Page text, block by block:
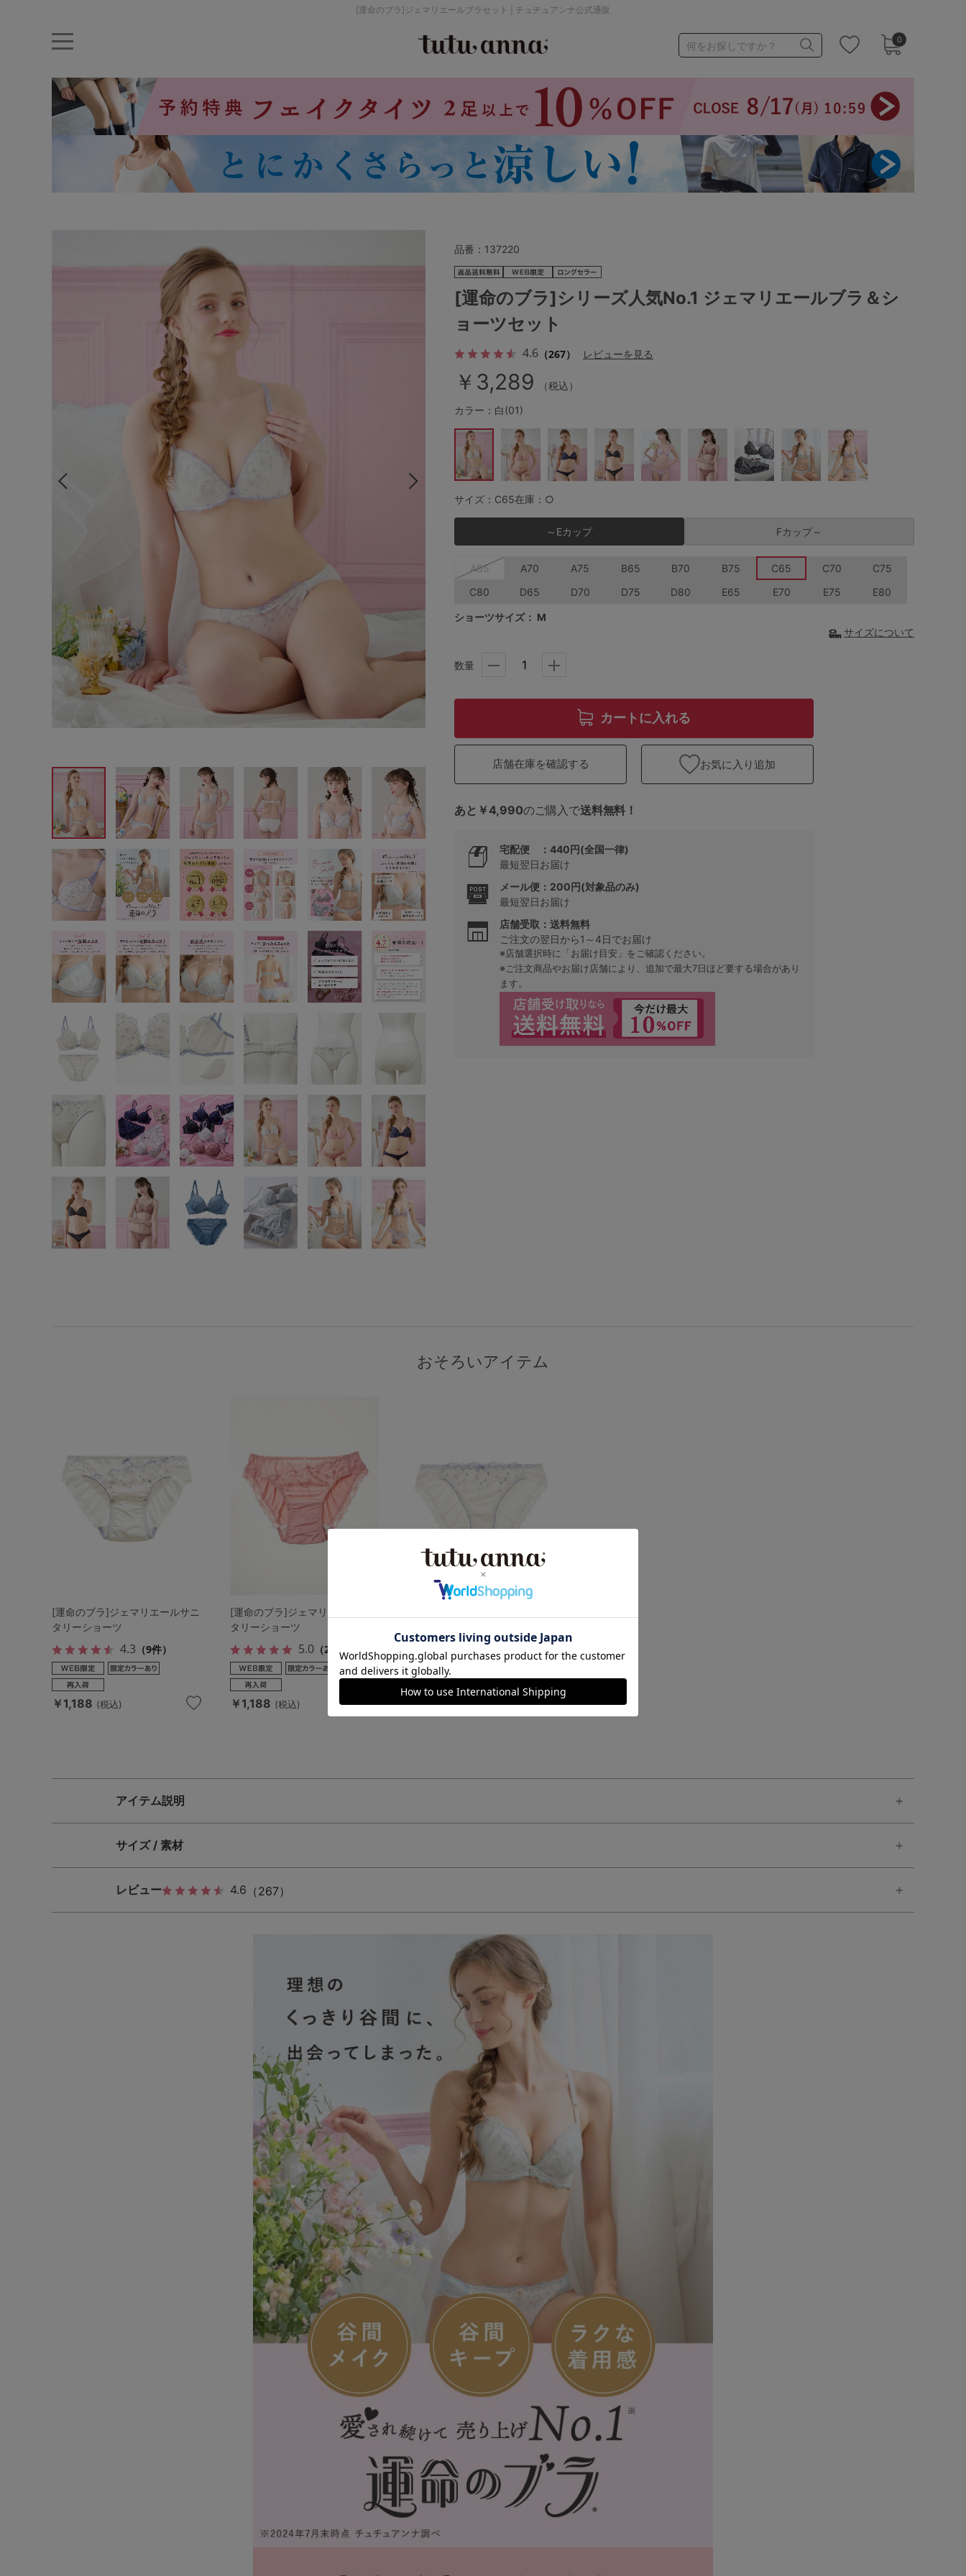
[運命のブラ]ジェマリエールブラセット | チュチュアンナ公式通販
0
何をお探しですか？
ナイトブラ ノンワイヤー 特盛ブラ チューブトップ 折り畳み パジャマ
ストッキング
ルームウェア アームカバー
カテゴリから探す
ライフスタイル
サイズからブラを探す
A60 A65 A75
B65 B70 B75
D65 D70 D75 D85
E65 E70 E80 E85
F65 F70 F75 F80
G65 G70 G75
H70
SS S
L LL 3L
S-AB S-CD S-EF
M-AB
L-AB L-CD L-EF
価格帯から探す
～999円 1,000～1,999円
2,000～2,999円 3,000～3,999円
セールアイテムから探す
セールアイテム
その他から探す
お気に入り
新着アイテム
ランキング
高評価レビューアイテム
WEB限定アイテム
品番： 137220
[運命のブラ]シリーズ人気No.1 ジェマリエールブラ＆シ
ョーツセット
4.6 （267） レビューを見る
￥3,289
（税込）
カラー：白(01)
サイズ：C65在庫：○
～Eカップ Fカップ～
A65 A70 A75 B65 B70 B75 C65 C70
C75
C80
D65 D70 D75 D80 E65 E70 E75 E80
ショーツサイズ： M
サイズについて
数量
カートに入れる
店舗在庫を確認する お気に入り追加
あと￥4,990のご購入で送料無料！
宅配便 ：440円(全国一律)
最短翌日お届け
メール便：200円(対象品のみ)
最短翌日お届け
店舗受取：送料無料
ご注文の翌日から1～4日でお届け
※店舗選択時に「お届け目安」をご確認ください。
※ご注文商品やお届け店舗により、追加で最大7日ほど要する場合があり
ます。
おそろいアイテム
[運命のブラ]ジェマリエールサニ
タリーショーツ
4.3 （9件）
￥1,188 (税込)
[運命のブラ]ジェマリエールサニ
タリーショーツ
5.0（2件）
￥1,188 (税込)
4.3 （28件）
￥968 (税込)
アイテム説明
サイズ / 素材
レビュー 4.6 （267）